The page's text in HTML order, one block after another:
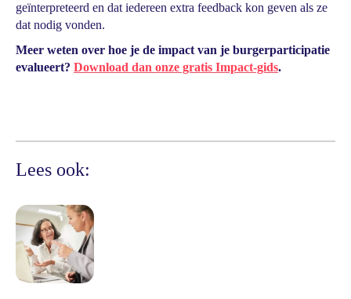
geïnterpreteerd en dat iedereen extra feedback kon geven als ze
dat nodig vonden.
Meer weten over hoe je de impact van je burgerparticipatie
evalueert? Download dan onze gratis Impact-gids.
Lees ook: